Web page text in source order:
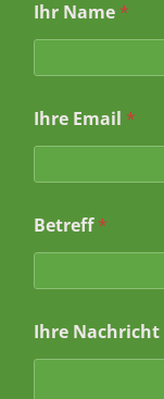
Ihr Name *
h
r
a
e
I
r
Ihre Email *
Betreff*
Ihre Nachricht